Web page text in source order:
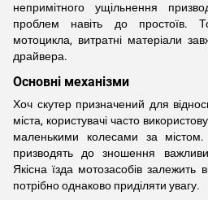
непримітного ущільнення
проблем навіть до простоїв.
мотоцикла, витратні матеріали
драйвера.
Основні механізми
Хоч скутер призначений для
міста, користувачі часто
маленькими колесами за містом.
призводять до зношення
Якісна їзда мотозасобів залежить
потрібно однаково приділяти увагу.